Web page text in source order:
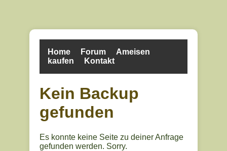
Home Forum
Ameisen
kaufen
Kontakt
Kein Backup
gefunden
Es konnte keine Seite zu deiner Anfrage
gefunden werden. Sorry.